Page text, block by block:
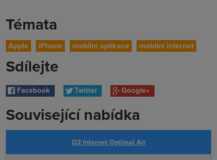
Témata
Apple iPhone mobilní aplikace mobilní internet
Sdílejte
Facebook Twitter Google+
Související nabídka
O2 Internet Optimal Air